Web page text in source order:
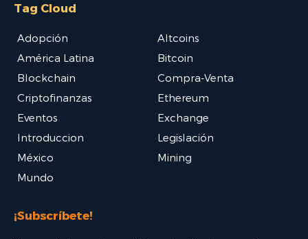
Tag Cloud
Adopción
Altcoins
América Latina
Bitcoin
Blockchain
Compra-Venta
Criptofinanzas
Ethereum
Eventos
Exchange
Introduccion
Legislación
México
Mining
Mundo
¡Subscríbete!